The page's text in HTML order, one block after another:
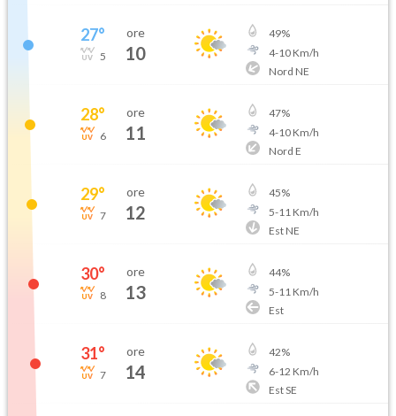
27°
5
ore
10
49%
4-10Km/h
Nord NE
28°
6
ore
11
47%
4-10Km/h
Nord E
29°
7
ore
12
45%
5-11 Km/h
Est NE
30°
8
ore
13
44%
5-11 Km/h
Est
31°
7
ore
14
42%
6-12 Km/h
Est SE